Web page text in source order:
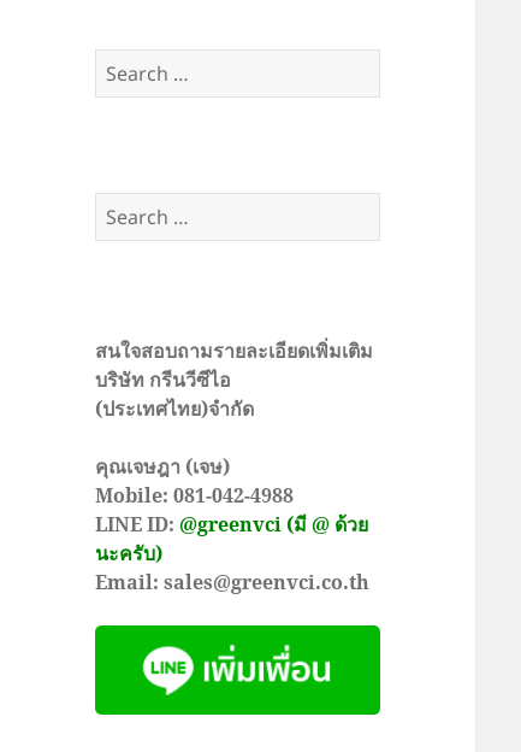
Search
for:
Search
for:
สนใจสอบถามรายละเอียดเพิ่มเติม
บริษัท กรีนวีซีไอ
(ประเทศไทย)จำกัด
คุณเจษฎา (เจษ)
Mobile: 081-042-4988
LINE ID:@greenvci (มี @ ด้วย
นะครับ)
Email: sales@greenvci.co.th